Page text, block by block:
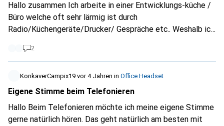
Ladestation Das Jabra Evolve 75 hält das Versprechen,
was Dual Bluetooth® connectivity machen soll, leider
nicht. Siehe Produktbewertung
https://www.digitec.ch/de...
Hallo zusammen Ich arbeite in einer Entwicklungs-küche /
Büro welche oft sehr lärmig ist durch
Radio/Küchengeräte/Drucker/ Gespräche etc.. Weshalb ich
eliminiert. Ich hatte zu testzwecken einen On-Ear Gerät
mit Geräuschunterdrückung. Dieser hat zwar die ganzen
Geräusche stark gedämpft aber eben nicht zu 100%. Muss
ich ein Over Ear Gerät haben? Kennt jemand ein gutes
2
KonkaverCampix19 vor 4 Jahren in Office Headset
Eigene Stimme beim Telefonieren
Hallo Beim Telefonieren möchte ich meine eigene Stimme
gerne natürlich hören. Das geht natürlich am besten mit